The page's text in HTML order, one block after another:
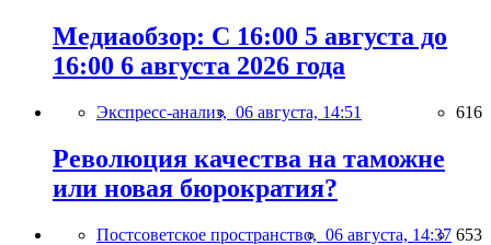
Медиаобзор: С 16:00 5 августа до
16:00 6 августа 2026 года
Экспресс-анализ, 06 августа, 14:51 616
Революция качества на таможне
или новая бюрократия?
Постсоветское пространство, 06 августа, 14:37 653